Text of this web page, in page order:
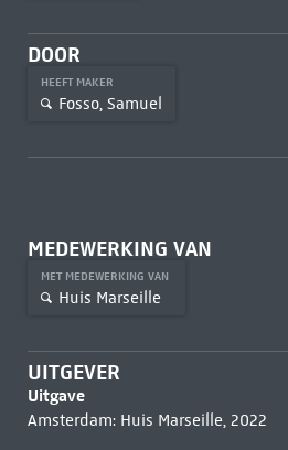
DOOR
HEEFT MAKER
Fosso, Samuel
MEDEWERKING VAN
MET MEDEWERKING VAN
Huis Marseille
UITGEVER
Uitgave
Amsterdam: Huis Marseille, 2022